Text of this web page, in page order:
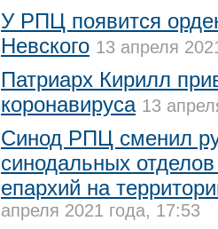
У РПЦ появится
Невского 13 апреля
Патриарх Кирилл
коронавируса 13
Синод РПЦ сменил
синодальных
епархий на
апреля 2021 года, 17:53